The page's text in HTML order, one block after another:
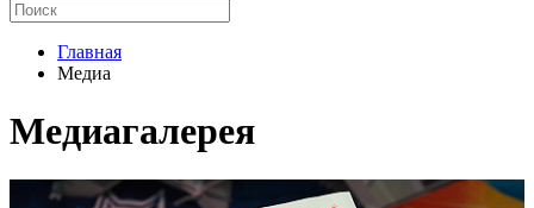
Главная
Медиа
Медиагалерея